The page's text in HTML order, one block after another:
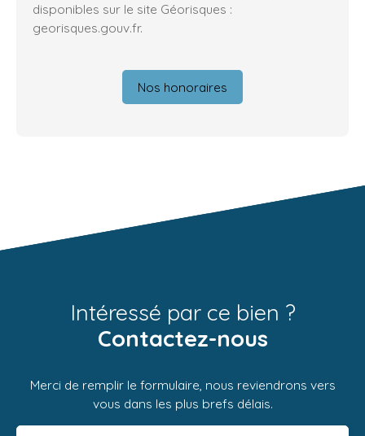
disponibles sur le site Géorisques :
georisques.gouv.fr.
Nos honoraires
Intéressé par ce bien ?
Contactez-nous
Merci de remplir le formulaire, nous reviendrons vers
vous dans les plus brefs délais.